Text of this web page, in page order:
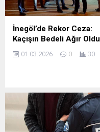
İnegöl’de Rekor Ceza:
Kaçışın Bedeli Ağır Oldu
01.03.2026 0 30